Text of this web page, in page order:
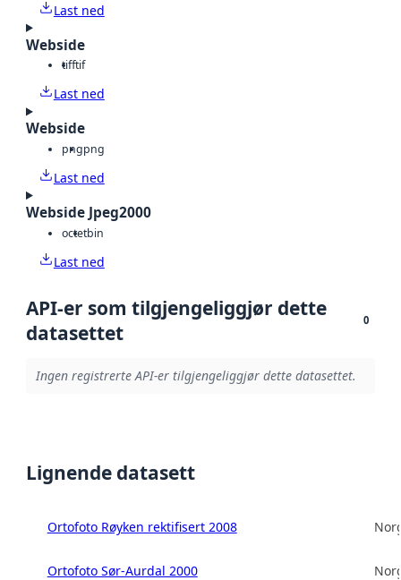
Last ned
Webside
tifftif
Last ned
Webside
pngpng
Last ned
Webside Jpeg2000
octetbin
Last ned
API-er som tilgjengeliggjør dette
datasettet
0
Ingen registrerte API-er tilgjengeliggjør dette datasettet.
Lignende datasett
Ortofoto Røyken rektifisert 2008
Ortofoto Sør-Aurdal 2000